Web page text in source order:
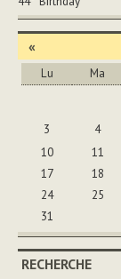
«
Lu Ma
3
4
10
11
17
18
24
25
31
RECHERCHE